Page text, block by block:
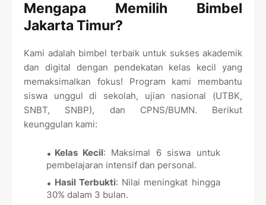
Mengapa Memilih Bimbel
Jakarta Timur?
Kami adalah bimbel terbaik untuk sukses akademik
dan digital dengan pendekatan kelas kecil yang
memaksimalkan fokus! Program kami membantu
siswa unggul di sekolah, ujian nasional (UTBK,
SNBT, SNBP), dan CPNS/BUMN. Berikut
keunggulan kami:
Kelas Kecil: Maksimal 6 siswa untuk
pembelajaran intensif dan personal.
Hasil Terbukti: Nilai meningkat hingga
30% dalam 3 bulan.